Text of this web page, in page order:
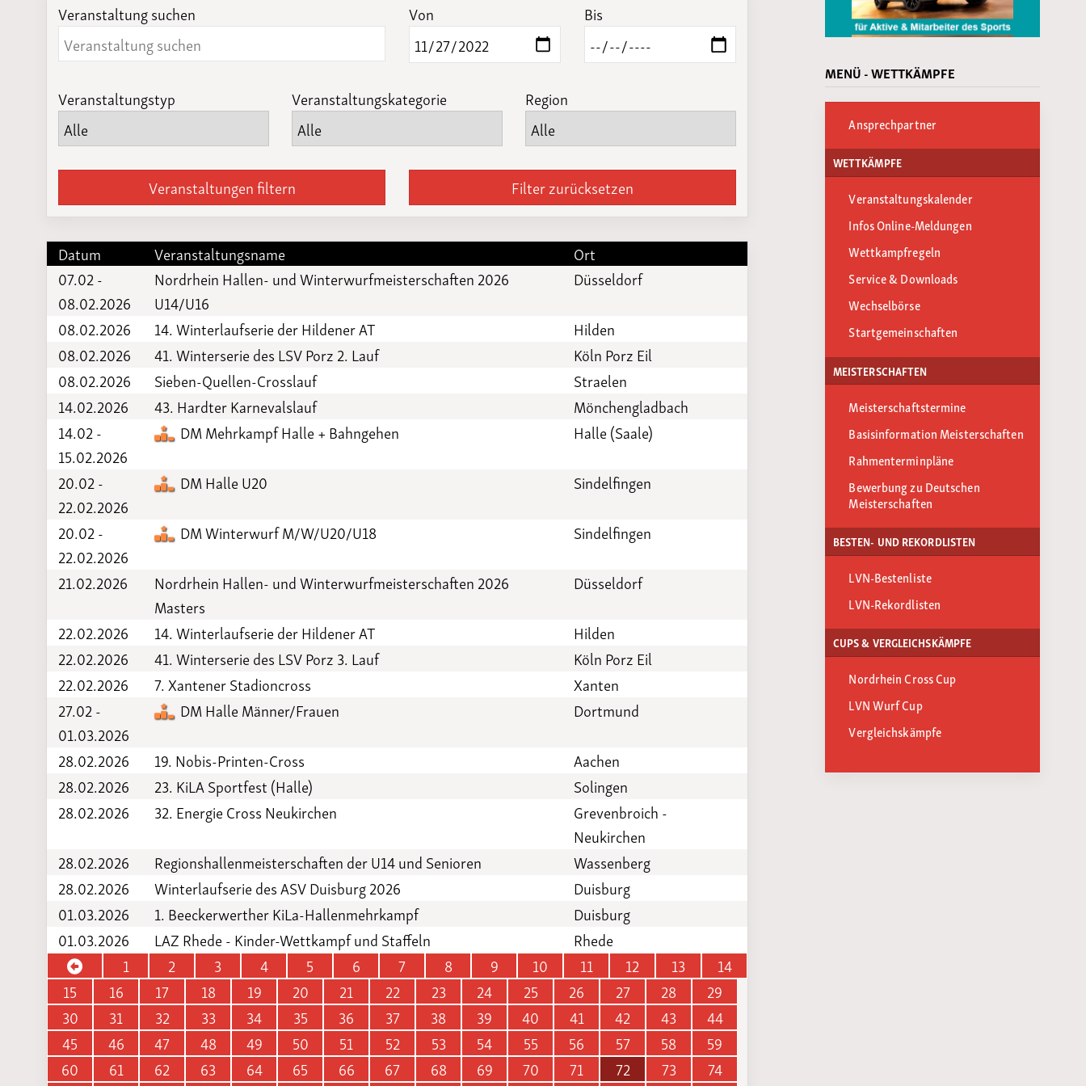
LSB-
Schutzkonzeptgenerator
Laufveranstaltertagungen
2023
Veranstaltung suchen Von Bis
Veranstaltungstyp Veranstaltungskategorie Region
Veranstaltungen filtern Filter zurücksetzen
Datum Veranstaltungsname
Ort
07.02 -
08.02.2026
Nordrhein Hallen- und Winterwurfmeisterschaften 2026
U14/U16
Düsseldorf
08.02.2026
14. Winterlaufserie der Hildener AT
Hilden
08.02.2026
41. Winterserie des LSV Porz 2. Lauf
Köln Porz Eil
08.02.2026
Sieben-Quellen-Crosslauf
Straelen
14.02.2026
43. Hardter Karnevalslauf
Mönchengladbach
14.02 -
15.02.2026
DM Mehrkampf Halle + Bahngehen
Halle (Saale)
20.02 -
22.02.2026
DM Halle U20
Sindelfingen
20.02 -
22.02.2026
DM Winterwurf M/W/U20/U18
Sindelfingen
21.02.2026
Nordrhein Hallen- und Winterwurfmeisterschaften 2026
Masters
Düsseldorf
22.02.2026
14. Winterlaufserie der Hildener AT
Hilden
22.02.2026
41. Winterserie des LSV Porz 3. Lauf
Köln Porz Eil
22.02.2026
7. Xantener Stadioncross
Xanten
27.02 -
01.03.2026
DM Halle Männer/Frauen
Dortmund
28.02.2026
19. Nobis-Printen-Cross
Aachen
28.02.2026
23. KiLA Sportfest (Halle)
Solingen
28.02.2026
32. Energie Cross Neukirchen
Grevenbroich -
Neukirchen
28.02.2026
Regionshallenmeisterschaften der U14 und Senioren
Wassenberg
28.02.2026
Winterlaufserie des ASV Duisburg 2026
Duisburg
01.03.2026
1. Beeckerwerther KiLa-Hallenmehrkampf
Duisburg
01.03.2026
LAZ Rhede - Kinder-Wettkampf und Staffeln
Rhede
1
2 3 4 5 6 7 8 9 10 11 12 13
14
15
16 17 18 19 20 21 22 23 24 25 26 27 28
29
30
31 32 33 34 35 36 37 38 39 40 41 42 43
44
45
46 47 48 49 50 51 52 53 54 55 56 57 58
59
60
61 62 63 64 65 66 67 68 69 70 71 72 73
74
MENÜ - WETTKÄMPFE
Ansprechpartner
WETTKÄMPFE
Veranstaltungskalender
Infos Online-Meldungen
Wettkampfregeln
Service & Downloads
Wechselbörse
Startgemeinschaften
MEISTERSCHAFTEN
Meisterschaftstermine
Basisinformation Meisterschaften
Rahmenterminpläne
Bewerbung zu Deutschen
Meisterschaften
BESTEN- UND REKORDLISTEN
LVN-Bestenliste
LVN-Rekordlisten
CUPS & VERGLEICHSKÄMPFE
Nordrhein Cross Cup
LVN Wurf Cup
Vergleichskämpfe